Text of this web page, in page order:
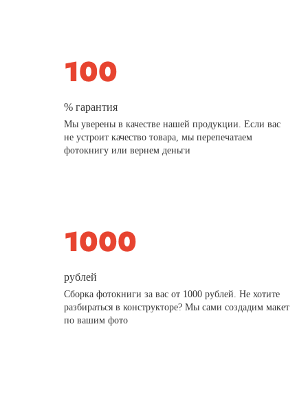
% гарантия
Мы уверены в качестве нашей продукции. Если вас
не устроит качество товара, мы перепечатаем
фотокнигу или вернем деньги
рублей
Сборка фотокниги за вас от 1000 рублей. Не хотите
разбираться в конструкторе? Мы сами создадим макет
по вашим фото